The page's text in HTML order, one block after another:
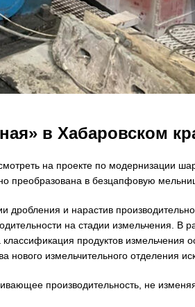
в Хабаровском
на проекте по модернизации
преобразована в безцапфовую
и нарастив
на стадии измельчения. В
продуктов измельчения
нового измельчительного отделения
производительность, не